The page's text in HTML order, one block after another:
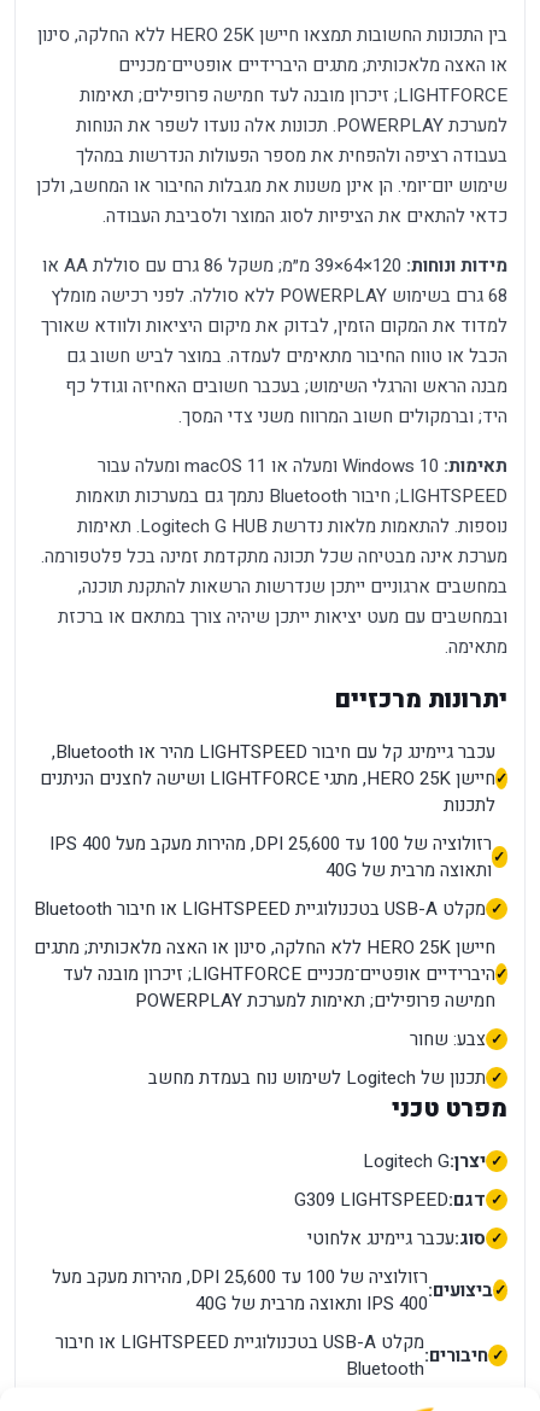
בין התכונות החשובות תמצאו חיישן HERO 25K ללא החלקה, סינון
או האצה מלאכותית; מתגים היברידיים אופטיים־מכניים
LIGHTFORCE; זיכרון מובנה לעד חמישה פרופילים; תאימות
למערכת POWERPLAY. תכונות אלה נועדו לשפר את הנוחות
בעבודה רציפה ולהפחית את מספר הפעולות הנדרשות במהלך
שימוש יום־יומי. הן אינן משנות את מגבלות החיבור או המחשב, ולכן
כדאי להתאים את הציפיות לסוג המוצר ולסביבת העבודה.
מידות ונוחות:
120×64×39 מ״מ; משקל 86 גרם עם סוללת AA או
68 גרם בשימוש POWERPLAY ללא סוללה. לפני רכישה מומלץ
למדוד את המקום הזמין, לבדוק את מיקום היציאות ולוודא שאורך
הכבל או טווח החיבור מתאימים לעמדה. במוצר לביש חשוב גם
מבנה הראש והרגלי השימוש; בעכבר חשובים האחיזה וגודל כף
היד; וברמקולים חשוב המרווח משני צדי המסך.
תאימות:
Windows 10 ומעלה או macOS 11 ומעלה עבור
LIGHTSPEED; חיבור Bluetooth נתמך גם במערכות תואמות
נוספות. להתאמות מלאות נדרשת Logitech G HUB. תאימות
מערכת אינה מבטיחה שכל תכונה מתקדמת זמינה בכל פלטפורמה.
במחשבים ארגוניים ייתכן שנדרשות הרשאות להתקנת תוכנה,
ובמחשבים עם מעט יציאות ייתכן שיהיה צורך במתאם או ברכזת
מתאימה.
יתרונות מרכזיים
עכבר גיימינג קל עם חיבור LIGHTSPEED מהיר או Bluetooth,
חיישן HERO 25K, מתגי LIGHTFORCE ושישה לחצנים הניתנים
לתכנות
רזולוציה של 100 עד 25,600 DPI, מהירות מעקב מעל 400 IPS
ותאוצה מרבית של 40G
מקלט USB-A בטכנולוגיית LIGHTSPEED או חיבור Bluetooth
חיישן HERO 25K ללא החלקה, סינון או האצה מלאכותית; מתגים
היברידיים אופטיים־מכניים LIGHTFORCE; זיכרון מובנה לעד
חמישה פרופילים; תאימות למערכת POWERPLAY
צבע: שחור
תכנון של Logitech לשימוש נוח בעמדת מחשב
מפרט טכני
יצרן:Logitech G
דגם:G309 LIGHTSPEED
סוג:עכבר גיימינג אלחוטי
ביצועים:
רזולוציה של 100 עד 25,600 DPI, מהירות מעקב מעל
400 IPS ותאוצה מרבית של 40G
חיבורים:
מקלט USB-A בטכנולוגיית LIGHTSPEED או חיבור
Bluetooth